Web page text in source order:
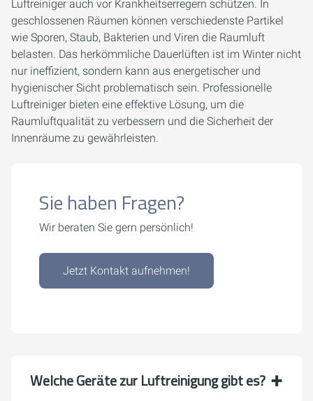
Luftreiniger auch vor Krankheitserregern schützen. In
geschlossenen Räumen können verschiedenste Partikel
wie Sporen, Staub, Bakterien und Viren die Raumluft
belasten. Das herkömmliche Dauerlüften ist im Winter nicht
nur ineffizient, sondern kann aus energetischer und
hygienischer Sicht problematisch sein. Professionelle
Luftreiniger bieten eine effektive Lösung, um die
Raumluftqualität zu verbessern und die Sicherheit der
Innenräume zu gewährleisten.
Sie haben Fragen?
Wir beraten Sie gern persönlich!
Jetzt Kontakt aufnehmen!
Welche Geräte zur Luftreinigung gibt es?